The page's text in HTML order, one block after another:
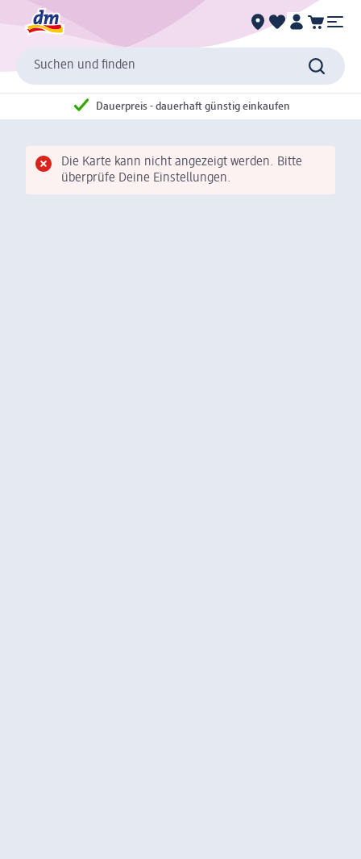
Suchen und finden
Dauerpreis - dauerhaft günstig einkaufen
Die Karte kann nicht angezeigt werden. Bitte
überprüfe Deine Einstellungen.